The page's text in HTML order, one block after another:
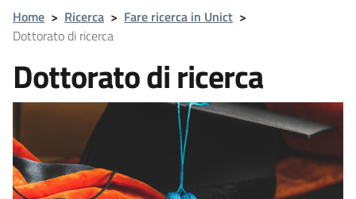
Home > Ricerca > Fare ricerca in Unict >
Dottorato di ricerca
Dottorato di ricerca